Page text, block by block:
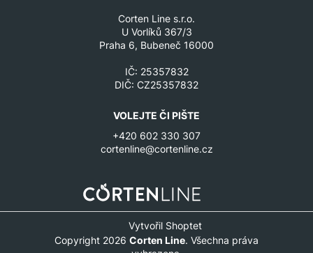
Corten Line s.r.o.
U Vorlíků 367/3
Praha 6, Bubeneč 16000
IČ: 25357832
DIČ: CZ25357832
VOLEJTE ČI PIŠTE
+420 602 330 307
cortenline@cortenline.cz
Vytvořil Shoptet
Copyright 2026 Corten Line. Všechna práva